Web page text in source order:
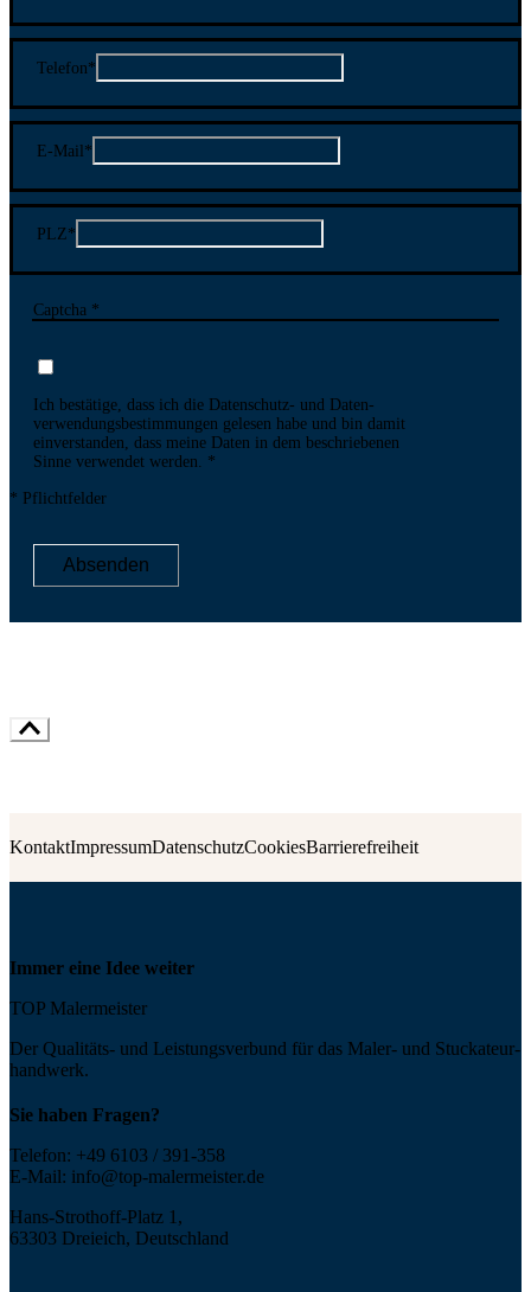
Telefon*
E-Mail*
PLZ*
Captcha *
Ich bestätige, dass ich die Datenschutz- und Daten­
verwen­dungs­bestim­mungen gelesen habe und bin damit
ein­ver­standen, dass meine Daten in dem be­schriebenen
Sinne ver­wendet werden.
* Pflichtfelder
Absenden
KontaktImpressumDatenschutzCookiesBarrierefreiheit
Immer eine Idee weiter
TOP Malermeister
Der Qualitäts- und Leis­tungs­ver­bund für das Maler- und Stucka­teur­
handwerk.
Sie haben Fragen?
Telefon: +49 6103 / 391-358
E-Mail: info@top-malermeister.de
Hans-Strothoff-Platz 1,
63303 Dreieich, Deutschland